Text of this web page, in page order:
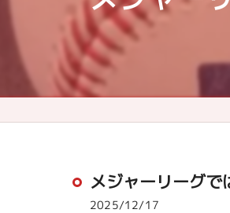
メジャーリーグ
2025/12/17